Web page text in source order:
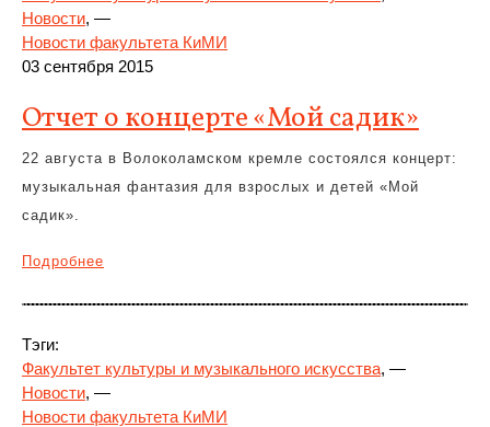
Новости, —
Новости факультета КиМИ
03 сентября 2015
Отчет о концерте «Мой садик»
22 августа в Волоколамском кремле состоялся концерт:
музыкальная фантазия для взрослых и детей «Мой
садик».
Подробнее
Тэги:
Факультет культуры и музыкального искусства, —
Новости, —
Новости факультета КиМИ